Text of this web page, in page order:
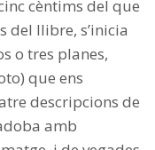
cèntims del que
del llibre, s’inicia
o tres planes,
que ens
descripcions de
amb